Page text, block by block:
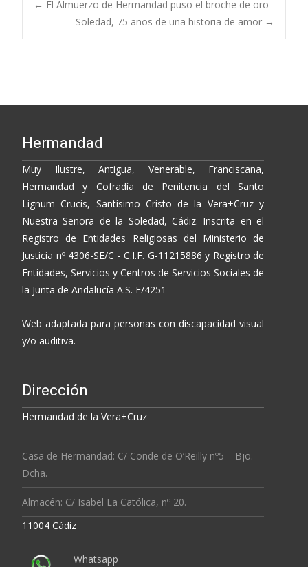
b er y
Li
p
ar
Post
← El Almuerzo de Hermandad puso el broche de oro
Soledad, 75 años de una historia de amor →
Hermandad
Muy Ilustre, Antigua, Venerable, Franciscana,
Hermandad y Cofradía de Penitencia del Santo
Lignum Crucis, Santísimo Cristo de la Vera+Cruz y
Nuestra Señora de la Soledad, Cádiz. Inscrita en el
Registro de Entidades Religiosas del Ministerio de
Justicia nº 4306-SE/C - C.I.F. G-11215886 y Registro de
Entidades, Servicios y Centros de Servicios Sociales de
la Junta de Andalucía A.S. E/4251
Web adaptada para personas con discapacidad visual
y/o auditiva.
Dirección
Hermandad de la Vera+Cruz
Casa de Hermandad: C/ Conde de O’Reilly nº5 – Bjo.
Dcha.
Almacén: C/ Isabel La Católica, nº 20.
11004 Cádiz
Whatsapp